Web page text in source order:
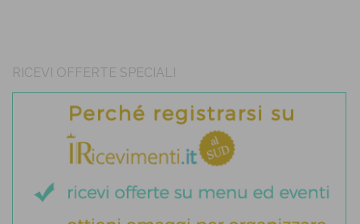
RICEVI OFFERTE SPECIALI